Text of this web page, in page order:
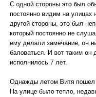
С одной стороны это был
постоянно видим на улицах
другой стороны, это был
который постоянно не
ему делали замечание, он
баловаться. И вот таким он
исполнилось 7 лет.
Однажды летом Витя пошел
На улице было тепло,